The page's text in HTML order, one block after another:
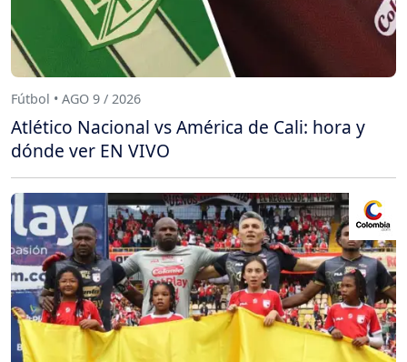
Fútbol • AGO 9 / 2026
Atlético Nacional vs América de Cali: hora y
dónde ver EN VIVO